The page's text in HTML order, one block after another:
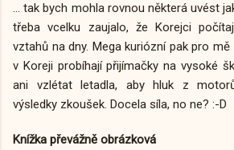
... tak bych mohla rovnou některá uvést
třeba vcelku zaujalo, že Korejci
vztahů na dny. Mega kuriózní pak pro
v Koreji probíhají přijímačky na vysoké
ani vzlétat letadla, aby hluk z
výsledky zkoušek. Docela síla, no ne? :-D
Knížka převážně obrázková